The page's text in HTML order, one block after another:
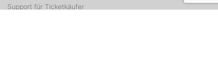
Support für Ticketkäufer